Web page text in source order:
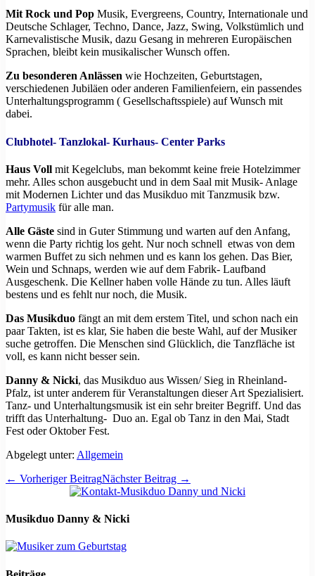
Mit Rock und Pop Musik, Evergreens, Country, Internationale und
Deutsche Schlager, Techno, Dance, Jazz, Swing, Volkstümlich und
Karnevalistische Musik, dazu Gesang in mehreren Europäischen
Sprachen, bleibt kein musikalischer Wunsch offen.
Zu besonderen Anlässen wie Hochzeiten, Geburtstagen,
verschiedenen Jubiläen oder anderen Familienfeiern, ein passendes
Unterhaltungsprogramm ( Gesellschaftsspiele) auf Wunsch mit
dabei.
Clubhotel- Tanzlokal- Kurhaus- Center Parks
Haus Voll mit Kegelclubs, man bekommt keine freie Hotelzimmer
mehr. Alles schon ausgebucht und in dem Saal mit Musik- Anlage
mit Modernen Lichter und das Musikduo mit Tanzmusik bzw.
Partymusik für alle man.
Alle Gäste sind in Guter Stimmung und warten auf den Anfang,
wenn die Party richtig los geht. Nur noch schnell etwas von dem
warmen Buffet zu sich nehmen und es kann los gehen. Das Bier,
Wein und Schnaps, werden wie auf dem Fabrik- Laufband
Ausgeschenk. Die Kellner haben volle Hände zu tun. Alles läuft
bestens und es fehlt nur noch, die Musik.
Das Musikduo fängt an mit dem erstem Titel, und schon nach ein
paar Takten, ist es klar, Sie haben die beste Wahl, auf der Musiker
suche getroffen. Die Menschen sind Glücklich, die Tanzfläche ist
voll, es kann nicht besser sein.
Danny & Nicki, das Musikduo aus Wissen/ Sieg in Rheinland-
Pfalz, ist unter anderem für Veranstaltungen dieser Art Spezialisiert.
Tanz- und Unterhaltungsmusik ist ein sehr breiter Begriff. Und das
trifft das Unterhaltung- Duo an. Egal ob Tanz in den Mai, Stadt
Fest oder Oktober Fest.
Abgelegt unter: Allgemein
Beitragsnavigation
← Vorheriger BeitragNächster Beitrag →
Musikduo Danny & Nicki